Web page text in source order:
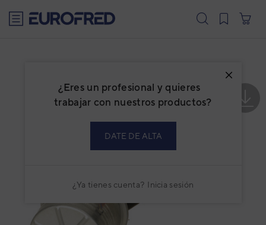
¿Eres un profesional y quieres
trabajar con nuestros productos?
DATE DE ALTA
¿Ya tienes cuenta? Inicia sesión